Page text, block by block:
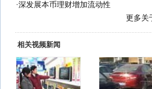
·深发展本币理财增加流动性
更多关
相关视频新闻